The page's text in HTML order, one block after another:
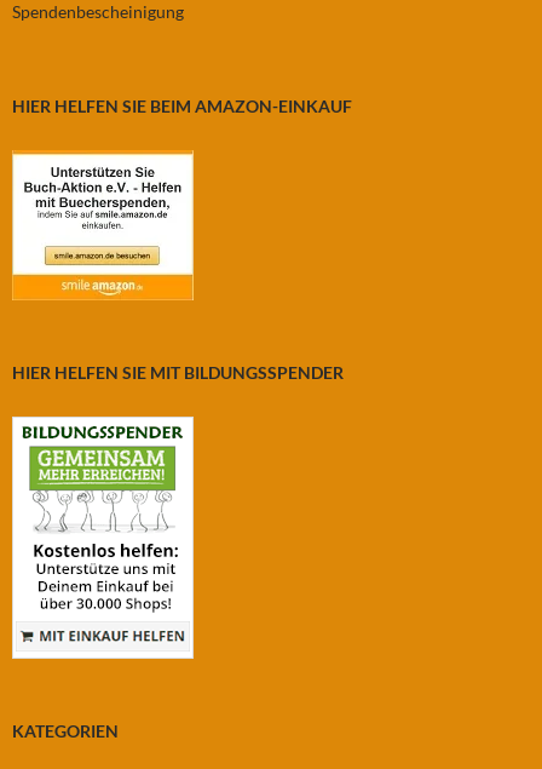
Spendenbescheinigung
HIER HELFEN SIE BEIM AMAZON-EINKAUF
HIER HELFEN SIE MIT BILDUNGSSPENDER
KATEGORIEN